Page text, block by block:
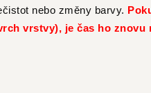
nebo změny barvy.
vrstvy), je čas ho znovu